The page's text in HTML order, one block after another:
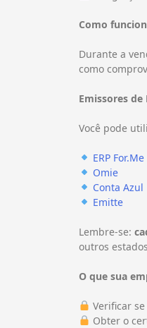
Como
Durante a
como
Emissores de
Você pode
ERP For.Me
Omie
Conta Azul
Emitte
Lembre-se:
outros
O que sua
Verificar
Obter o